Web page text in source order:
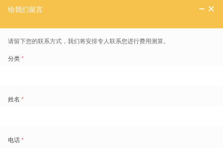
云技术获得人力资源数字化提升和管理增值。在 SAP 公司进行的